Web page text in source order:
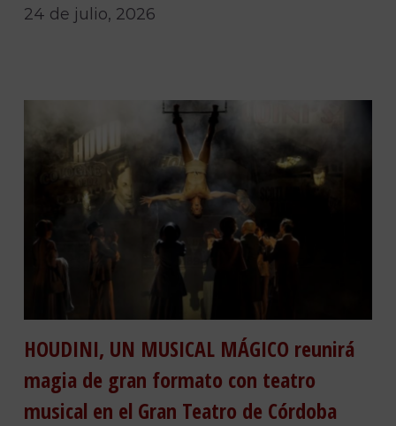
24 de julio, 2026
HOUDINI, UN MUSICAL MÁGICO reunirá
magia de gran formato con teatro
musical en el Gran Teatro de Córdoba